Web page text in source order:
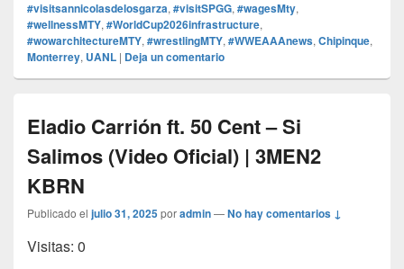
#visitsannicolasdelosgarza, #visitSPGG, #wagesMty,
#wellnessMTY, #WorldCup2026infrastructure,
#wowarchitectureMTY, #wrestlingMTY, #WWEAAAnews, Chipinque,
Monterrey, UANL | Deja un comentario
Eladio Carrión ft. 50 Cent – Si
Salimos (Video Oficial) | 3MEN2
KBRN
Publicado el julio 31, 2025poradmin—No hay comentarios ↓
Visitas: 0